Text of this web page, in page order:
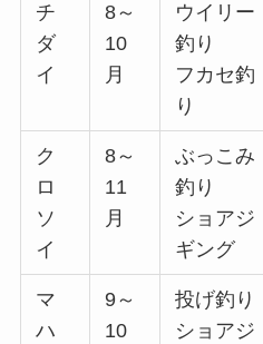
チ
ダ
イ
8～
10
月
ウイリー
釣り
フカセ釣
り
ク
ロ
ソ
イ
8～
11
月
ぶっこみ
釣り
ショアジ
ギング
マ
ハ
9～
10
投げ釣り
ショアジ